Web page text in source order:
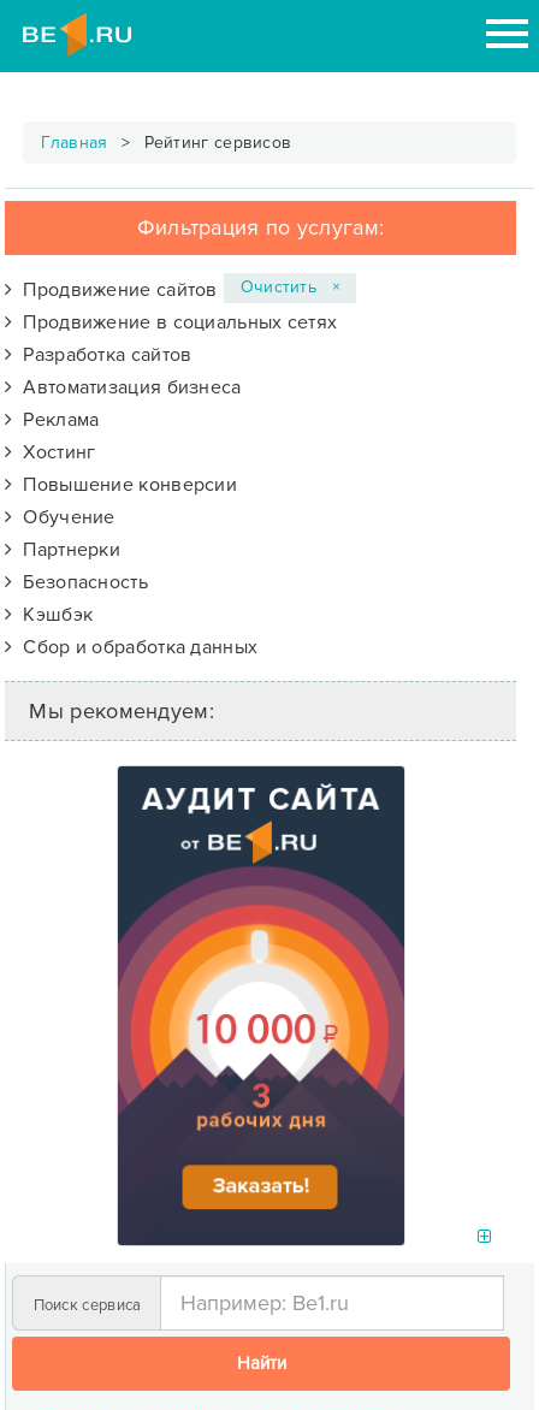
Главная Рейтинг сервисов
Фильтрация по услугам:
Продвижение сайтов
Продвижение в социальных сетях
Разработка сайтов
Автоматизация бизнеса
Реклама
Хостинг
Повышение конверсии
Обучение
Партнерки
Безопасность
Кэшбэк
Сбор и обработка данных
Очистить ×
Мы рекомендуем:
Поиск сервиса
Найти